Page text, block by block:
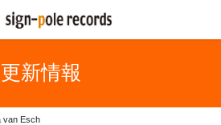
更新情報
van Esch